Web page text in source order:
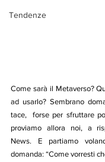
Tendenze
Come sarà il Metaverso?
ad usarlo? Sembrano
tace,  forse per sfruttare
proviamo allora noi, a
News. E partiamo
domanda: “Come vorresti